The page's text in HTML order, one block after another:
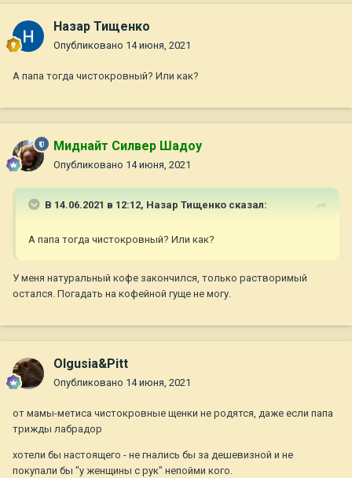
Назар Тищенко
Опубликовано 14 июня, 2021
А папа тогда чистокровный? Или как?
Миднайт Силвер Шадоу
Опубликовано 14 июня, 2021
В 14.06.2021 в 12:12, Назар Тищенко сказал:
А папа тогда чистокровный? Или как?
У меня натуральный кофе закончился, только растворимый
остался. Погадать на кофейной гуще не могу.
Olgusia&Pitt
Опубликовано 14 июня, 2021
от мамы-метиса чистокровные щенки не родятся, даже если папа
трижды лабрадор
хотели бы настоящего - не гнались бы за дешевизной и не
покупали бы "у женщины с рук" непойми кого.